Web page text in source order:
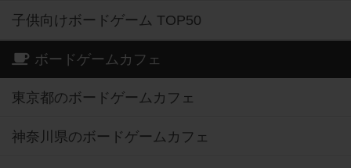
子供向けボードゲーム TOP50
ボードゲームカフェ
東京都のボードゲームカフェ
神奈川県のボードゲームカフェ